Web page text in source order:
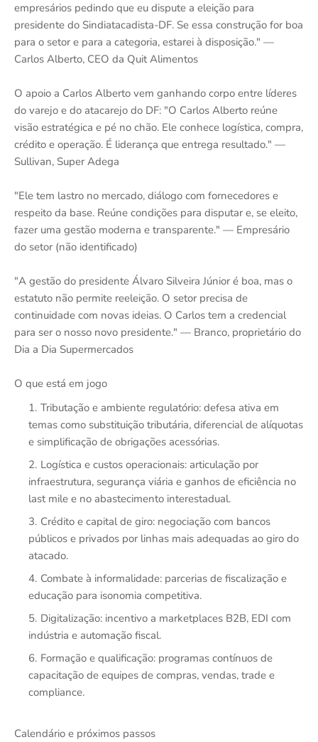
empresários pedindo que eu dispute a eleição para
presidente do Sindiatacadista-DF. Se essa construção for boa
para o setor e para a categoria, estarei à disposição." —
Carlos Alberto, CEO da Quit Alimentos
O apoio a Carlos Alberto vem ganhando corpo entre líderes
do varejo e do atacarejo do DF: "O Carlos Alberto reúne
visão estratégica e pé no chão. Ele conhece logística, compra,
crédito e operação. É liderança que entrega resultado." —
Sullivan, Super Adega
"Ele tem lastro no mercado, diálogo com fornecedores e
respeito da base. Reúne condições para disputar e, se eleito,
fazer uma gestão moderna e transparente." — Empresário
do setor (não identificado)
"A gestão do presidente Álvaro Silveira Júnior é boa, mas o
estatuto não permite reeleição. O setor precisa de
continuidade com novas ideias. O Carlos tem a credencial
para ser o nosso novo presidente." — Branco, proprietário do
Dia a Dia Supermercados
O que está em jogo
Tributação e ambiente regulatório: defesa ativa em
temas como substituição tributária, diferencial de alíquotas
e simplificação de obrigações acessórias.
Logística e custos operacionais: articulação por
infraestrutura, segurança viária e ganhos de eficiência no
last mile e no abastecimento interestadual.
Crédito e capital de giro: negociação com bancos
públicos e privados por linhas mais adequadas ao giro do
atacado.
Combate à informalidade: parcerias de fiscalização e
educação para isonomia competitiva.
Digitalização: incentivo a marketplaces B2B, EDI com
indústria e automação fiscal.
Formação e qualificação: programas contínuos de
capacitação de equipes de compras, vendas, trade e
compliance.
Calendário e próximos passos